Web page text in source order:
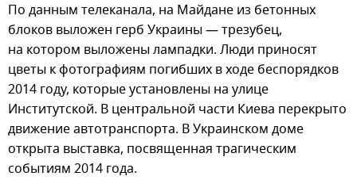
По данным телеканала, на Майдане из бетонных
блоков выложен герб Украины — трезубец,
на котором выложены лампадки. Люди приносят
цветы к фотографиям погибших в ходе беспорядков
2014 году, которые установлены на улице
Институтской. В центральной части Киева перекрыто
движение автотранспорта. В Украинском доме
открыта выставка, посвященная трагическим
событиям 2014 года.